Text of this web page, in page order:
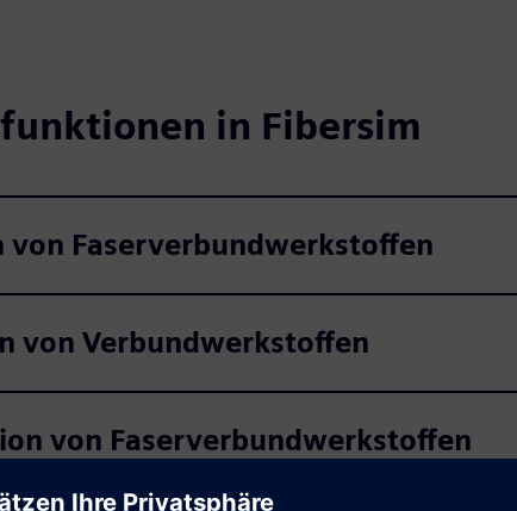
in Fibersim
Faserverbundwerkstoffen
von Verbundwerkstoffen
von Faserverbundwerkstoffen